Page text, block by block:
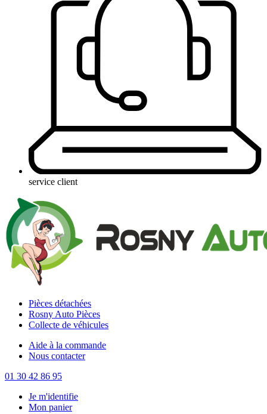
service client
Pièces détachées
Rosny Auto Pièces
Collecte de véhicules
Aide à la commande
Nous contacter
01 30 42 86 95
Je m'identifie
Mon panier